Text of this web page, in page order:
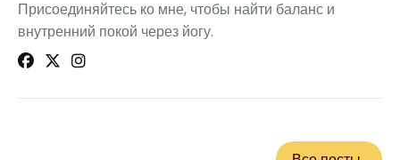
Присоединяйтесь ко мне, чтобы найти баланс и
внутренний покой через йогу.